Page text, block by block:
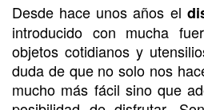
Desde hace unos años el
introducido con mucha
objetos cotidianos y
duda de que no solo nos
mucho más fácil sino que